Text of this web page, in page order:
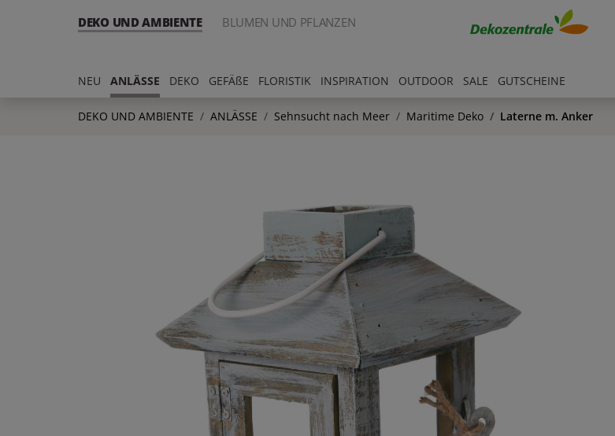
DEKO UND AMBIENTE BLUMEN UND PFLANZEN
NEU ANLÄSSE DEKO GEFÄßE FLORISTIK INSPIRATION OUTDOOR SALE GUTSCHEINE
DEKO UND AMBIENTE ANLÄSSE Sehnsucht nach Meer Maritime Deko Laterne m. Anker